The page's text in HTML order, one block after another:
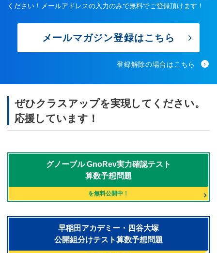
ください！メールアドレスの入力のみで無料でご登録頂けます！
メールマガジン登録はこちら
登録解除の場合はこちら
ぜひクラスアップを実現してください。
応援しています！
グノーブルGnoRev実力確認テスト
算数予想問題
を無料公開中！
早稲田アカデミー・四谷大塚
公開組分けテスト算数予想問題